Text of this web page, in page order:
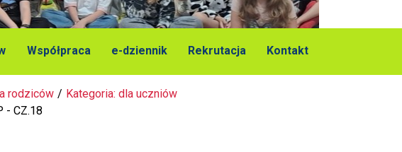
Współpraca e-dziennik Rekrutacja Kontakt
rodziców
Kategoria: dla uczniów
- CZ.18